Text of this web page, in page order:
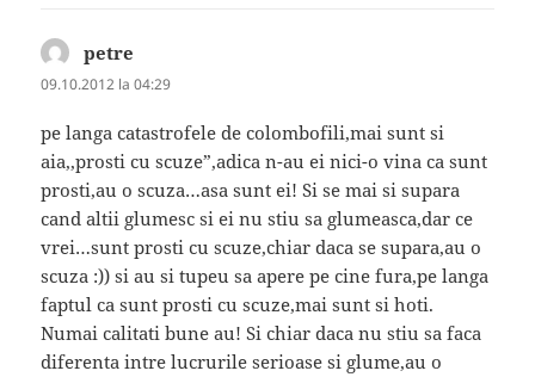
petre
09.10.2012 la 04:29
pe langa catastrofele de colombofili,mai sunt si
aia,,prosti cu scuze”,adica n-au ei nici-o vina ca sunt
prosti,au o scuza…asa sunt ei! Si se mai si supara
cand altii glumesc si ei nu stiu sa glumeasca,dar ce
vrei…sunt prosti cu scuze,chiar daca se supara,au o
scuza :)) si au si tupeu sa apere pe cine fura,pe langa
faptul ca sunt prosti cu scuze,mai sunt si hoti.
Numai calitati bune au! Si chiar daca nu stiu sa faca
diferenta intre lucrurile serioase si glume,au o